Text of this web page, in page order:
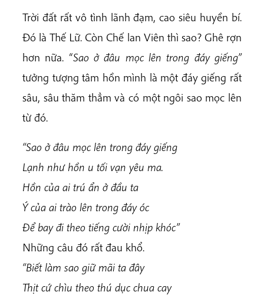
Trời đất rất vô tình lãnh đạm, cao siêu huyền bí.
Đó là Thế Lữ. Còn Chế lan Viên thì sao? Ghê rợn
hơn nữa. “Sao ở đâu mọc lên trong đáy giếng”
tưởng tượng tâm hồn mình là một đáy giếng rất
sâu, sâu thăm thẳm và có một ngôi sao mọc lên
từ đó.
“Sao ở đâu mọc lên trong đáy giếng
Lạnh như hồn u tối vạn yêu ma.
Hồn của ai trú ẩn ở đầu ta
Ý của ai trào lên trong đáy óc
Để bay đi theo tiếng cười nhịp khóc”
Những câu đó rất đau khổ.
“Biết làm sao giữ mãi ta đây
Thịt cứ chìu theo thú dục chua cay